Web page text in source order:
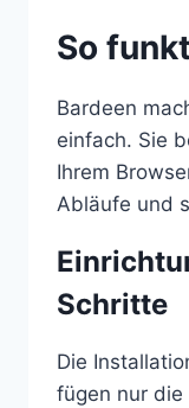
So
Bardeen
einfach. Sie
Ihrem
Abläufe und
Schritte
Die
fügen nur die